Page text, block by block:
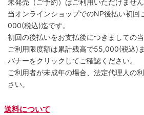
当オンラインショップでのNP後払い初回
000(税込)迄です。
初回の後払いをお支払後につきましての
ご利用限度額は累計残高で55,000(税込)
バナーをクリックしてご確認ください。
ご利用者が未成年の場合、法定代理人の
さい。
送料について